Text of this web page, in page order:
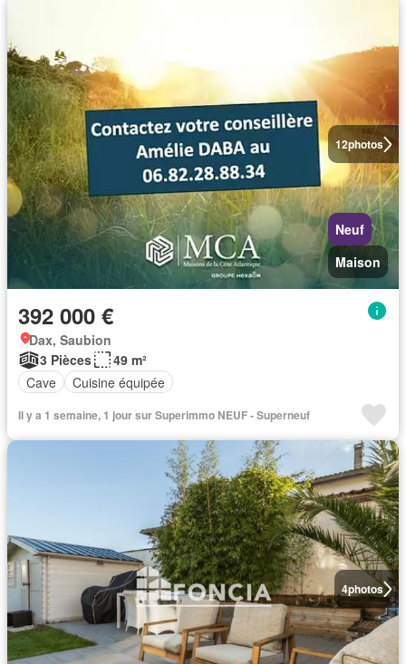
12photos
Neuf
Maison
392 000 €
Dax, Saubion
3 Pièces
49 m²
Cave
Cuisine équipée
Il y a 1 semaine, 1 jour sur Superimmo NEUF - Superneuf
4photos